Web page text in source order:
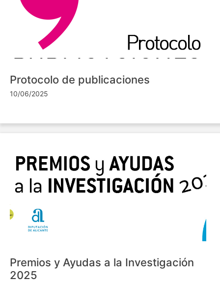
Protocolo de publicaciones
10/06/2025
Premios y Ayudas a la Investigación
2025